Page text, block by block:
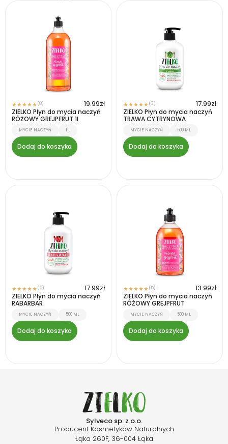
★★★★★(8) 19.99zł
ZIELKO Płyn do mycia naczyń
RÓŻOWY GREJPFRUT 1l
MYCIE NACZYŃ 1 L
Dodaj do koszyka
★★★★★(3) 17.99zł
ZIELKO Płyn do mycia naczyń
TRAWA CYTRYNOWA
MYCIE NACZYŃ 500 ML
Dodaj do koszyka
★★★★★(6) 17.99zł
ZIELKO Płyn do mycia naczyń
RABARBAR
MYCIE NACZYŃ 500 ML
Dodaj do koszyka
★★★★★(5) 13.99zł
ZIELKO Płyn do mycia naczyń
RÓŻOWY GREJPFRUT
MYCIE NACZYŃ 500 ML
Dodaj do koszyka
Sylveco sp. z o.o.
Producent Kosmetyków Naturalnych
Łąka 260F, 36-004 Łąka